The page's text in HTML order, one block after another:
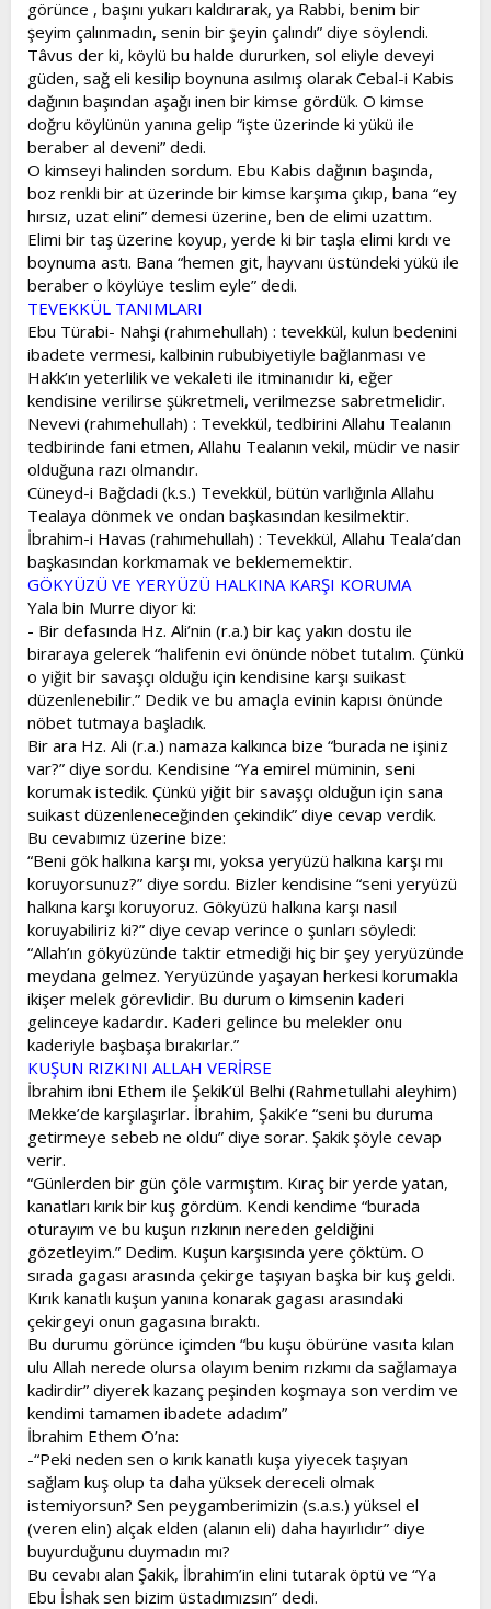
görünce , başını yukarı kaldırarak, ya Rabbi, benim bir
şeyim çalınmadın, senin bir şeyin çalındı” diye söylendi.
Tâvus der ki, köylü bu halde dururken, sol eliyle deveyi
güden, sağ eli kesilip boynuna asılmış olarak Cebal-i Kabis
dağının başından aşağı inen bir kimse gördük. O kimse
doğru köylünün yanına gelip “işte üzerinde ki yükü ile
beraber al deveni” dedi.
O kimseyi halinden sordum. Ebu Kabis dağının başında,
boz renkli bir at üzerinde bir kimse karşıma çıkıp, bana “ey
hırsız, uzat elini” demesi üzerine, ben de elimi uzattım.
Elimi bir taş üzerine koyup, yerde ki bir taşla elimi kırdı ve
boynuma astı. Bana “hemen git, hayvanı üstündeki yükü ile
beraber o köylüye teslim eyle” dedi.
TEVEKKÜL TANIMLARI
Ebu Türabi- Nahşi (rahımehullah) : tevekkül, kulun bedenini
ibadete vermesi, kalbinin rububiyetiyle bağlanması ve
Hakk’ın yeterlilik ve vekaleti ile itminanıdır ki, eğer
kendisine verilirse şükretmeli, verilmezse sabretmelidir.
Nevevi (rahımehullah) : Tevekkül, tedbirini Allahu Tealanın
tedbirinde fani etmen, Allahu Tealanın vekil, müdir ve nasir
olduğuna razı olmandır.
Cüneyd-i Bağdadi (k.s.) Tevekkül, bütün varlığınla Allahu
Tealaya dönmek ve ondan başkasından kesilmektir.
İbrahim-i Havas (rahımehullah) : Tevekkül, Allahu Teala’dan
başkasından korkmamak ve beklememektir.
GÖKYÜZÜ VE YERYÜZÜ HALKINA KARŞI KORUMA
Yala bin Murre diyor ki:
- Bir defasında Hz. Ali’nin (r.a.) bir kaç yakın dostu ile
biraraya gelerek “halifenin evi önünde nöbet tutalım. Çünkü
o yiğit bir savaşçı olduğu için kendisine karşı suikast
düzenlenebilir.” Dedik ve bu amaçla evinin kapısı önünde
nöbet tutmaya başladık.
Bir ara Hz. Ali (r.a.) namaza kalkınca bize “burada ne işiniz
var?” diye sordu. Kendisine “Ya emirel müminin, seni
korumak istedik. Çünkü yiğit bir savaşçı olduğun için sana
suikast düzenleneceğinden çekindik” diye cevap verdik.
Bu cevabımız üzerine bize:
“Beni gök halkına karşı mı, yoksa yeryüzü halkına karşı mı
koruyorsunuz?” diye sordu. Bizler kendisine “seni yeryüzü
halkına karşı koruyoruz. Gökyüzü halkına karşı nasıl
koruyabiliriz ki?” diye cevap verince o şunları söyledi:
“Allah’ın gökyüzünde taktir etmediği hiç bir şey yeryüzünde
meydana gelmez. Yeryüzünde yaşayan herkesi korumakla
ikişer melek görevlidir. Bu durum o kimsenin kaderi
gelinceye kadardır. Kaderi gelince bu melekler onu
kaderiyle başbaşa bırakırlar.”
KUŞUN RIZKINI ALLAH VERİRSE
İbrahim ibni Ethem ile Şekik’ül Belhi (Rahmetullahi aleyhim)
Mekke’de karşılaşırlar. İbrahim, Şakik’e “seni bu duruma
getirmeye sebeb ne oldu” diye sorar. Şakik şöyle cevap
verir.
“Günlerden bir gün çöle varmıştım. Kıraç bir yerde yatan,
kanatları kırık bir kuş gördüm. Kendi kendime “burada
oturayım ve bu kuşun rızkının nereden geldiğini
gözetleyim.” Dedim. Kuşun karşısında yere çöktüm. O
sırada gagası arasında çekirge taşıyan başka bir kuş geldi.
Kırık kanatlı kuşun yanına konarak gagası arasındaki
çekirgeyi onun gagasına bıraktı.
Bu durumu görünce içimden “bu kuşu öbürüne vasıta kılan
ulu Allah nerede olursa olayım benim rızkımı da sağlamaya
kadirdir” diyerek kazanç peşinden koşmaya son verdim ve
kendimi tamamen ibadete adadım”
İbrahim Ethem O’na:
-“Peki neden sen o kırık kanatlı kuşa yiyecek taşıyan
sağlam kuş olup ta daha yüksek dereceli olmak
istemiyorsun? Sen peygamberimizin (s.a.s.) yüksel el
(veren elin) alçak elden (alanın eli) daha hayırlıdır” diye
buyurduğunu duymadın mı?
Bu cevabı alan Şakik, İbrahim’in elini tutarak öptü ve “Ya
Ebu İshak sen bizim üstadımızsın” dedi.